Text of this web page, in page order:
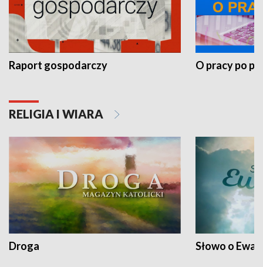
Raport gospodarczy O pracy po
RELIGIA I WIARA
Droga Słowo o